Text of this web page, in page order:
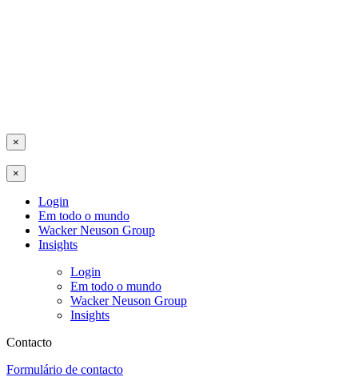
×
×
Login
Em todo o mundo
Wacker Neuson Group
Insights
Login
Em todo o mundo
Wacker Neuson Group
Insights
Contacto
Formulário de contacto